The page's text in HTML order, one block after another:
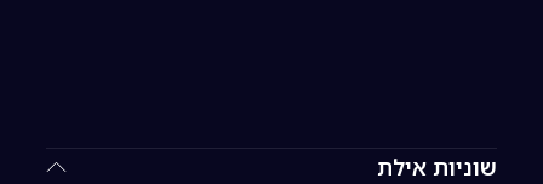
שוניות אילת